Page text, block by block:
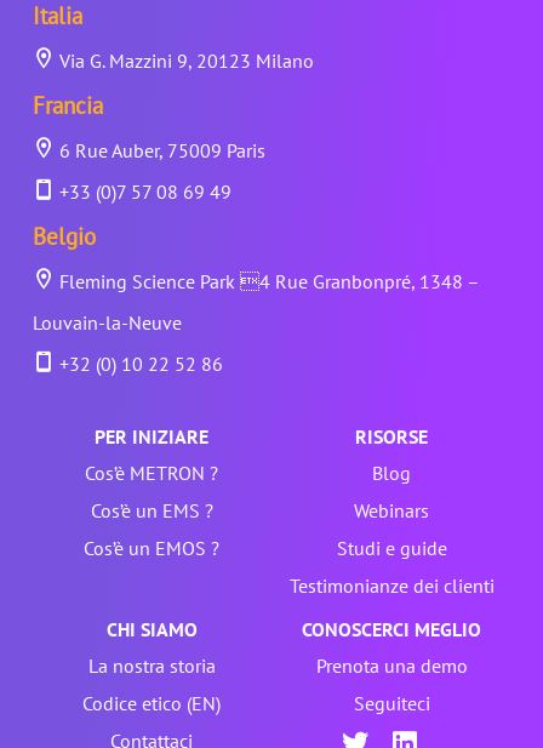
Italia
Via G. Mazzini 9, 20123 Milano
Francia
6 Rue Auber, 75009 Paris
+33 (0)7 57 08 69 49
Belgio
Fleming Science Park 4 Rue Granbonpré, 1348 –
Louvain-la-Neuve
+32 (0) 10 22 52 86
PER INIZIARE
Cos’è METRON ?
Cos’è un EMS ?
Cos’è un EMOS ?
RISORSE
Blog
Webinars
Studi e guide
Testimonianze dei clienti
CHI SIAMO
La nostra storia
Codice etico (EN)
Contattaci
CONOSCERCI MEGLIO
Prenota una demo
Seguiteci